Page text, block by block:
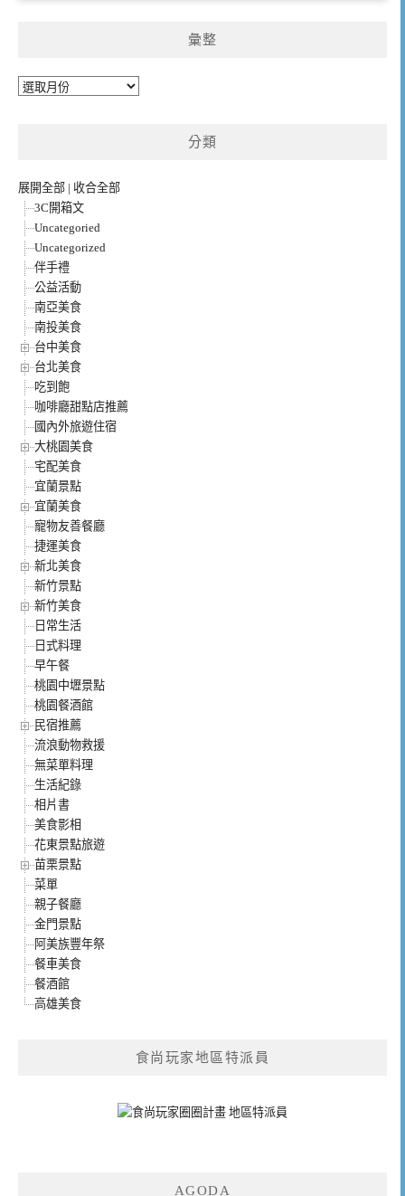
彙整
彙
分類
展開全部 | 收合全部
3C開箱文
Uncategoried
Uncategorized
伴手禮
公益活動
南亞美食
南投美食
台中美食
台北美食
吃到飽
咖啡廳甜點店推薦
國內外旅遊住宿
大桃園美食
宅配美食
宜蘭景點
宜蘭美食
寵物友善餐廳
捷運美食
新北美食
新竹景點
新竹美食
日常生活
日式料理
早午餐
桃園中壢景點
桃園餐酒館
民宿推薦
流浪動物救援
無菜單料理
生活紀錄
相片書
美食影相
花東景點旅遊
苗栗景點
菜單
親子餐廳
金門景點
阿美族豐年祭
餐車美食
餐酒館
高雄美食
食尚玩家地區特派員
AGODA